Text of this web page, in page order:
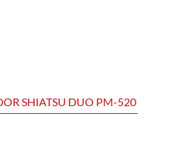
SHIATSU DUO PM-520